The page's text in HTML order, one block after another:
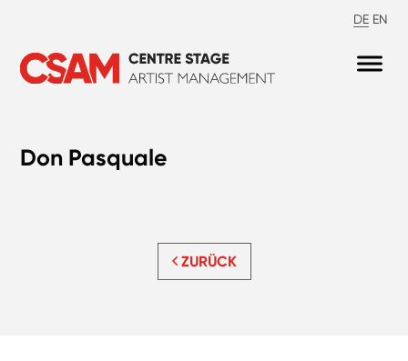
DE EN
Don Pasquale
ZURÜCK